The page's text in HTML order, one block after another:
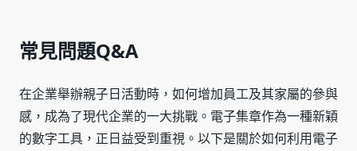
常見問題Q&A
在企業舉辦親子日活動時，如何增加員工及其家屬的參與
感，成為了現代企業的一大挑戰。電子集章作為一種新穎
的數字工具，正日益受到重視。以下是關於如何利用電子